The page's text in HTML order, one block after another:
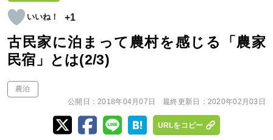
+1
古民家に泊まって農村を感じる「農家
民宿」とは(2/3)
農泊
公開日：2018年04月07日 最終更新日： 2020年02月03日
URLをコピー